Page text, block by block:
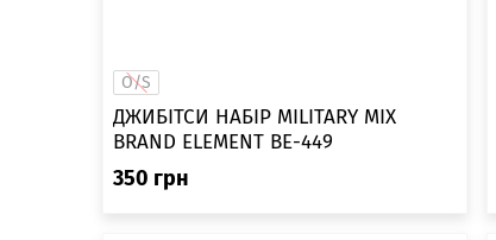
O/S
ДЖИБІТСИ НАБІР MILITARY MIX
BRAND ELEMENT BE-449
350 грн